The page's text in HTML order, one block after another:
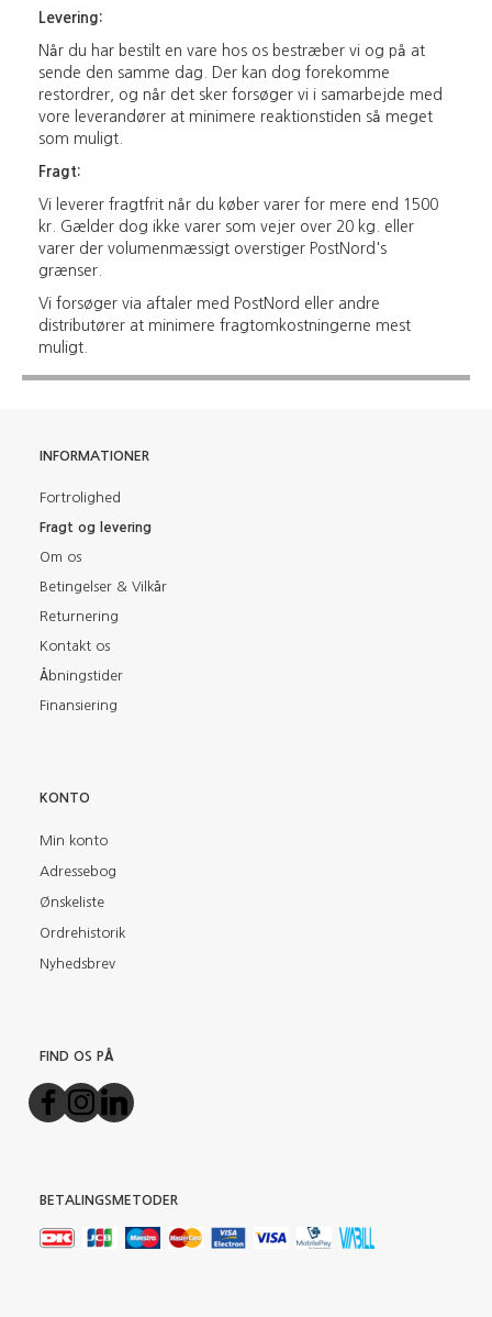
Levering:
Når du har bestilt en vare hos os bestræber vi og på at
sende den samme dag. Der kan dog forekomme
restordrer, og når det sker forsøger vi i samarbejde med
vore leverandører at minimere reaktionstiden så meget
som muligt.
Fragt:
Vi leverer fragtfrit når du køber varer for mere end 1500
kr. Gælder dog ikke varer som vejer over 20 kg. eller
varer der volumenmæssigt overstiger PostNord's
grænser.
Vi forsøger via aftaler med PostNord eller andre
distributører at minimere fragtomkostningerne mest
muligt.
INFORMATIONER
Fortrolighed
Fragt og levering
Om os
Betingelser & Vilkår
Returnering
Kontakt os
Åbningstider
Finansiering
KONTO
Min konto
Adressebog
Ønskeliste
Ordrehistorik
Nyhedsbrev
FIND OS PÅ
BETALINGSMETODER